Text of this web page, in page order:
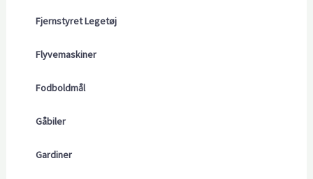
Fjernstyret Legetøj
Flyvemaskiner
Fodboldmål
Gåbiler
Gardiner